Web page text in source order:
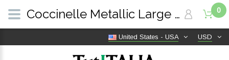
USD
United States - USA
0
Coccinelle Metallic Large Deep Blue E2MW511F101_B27 | TutITALIA